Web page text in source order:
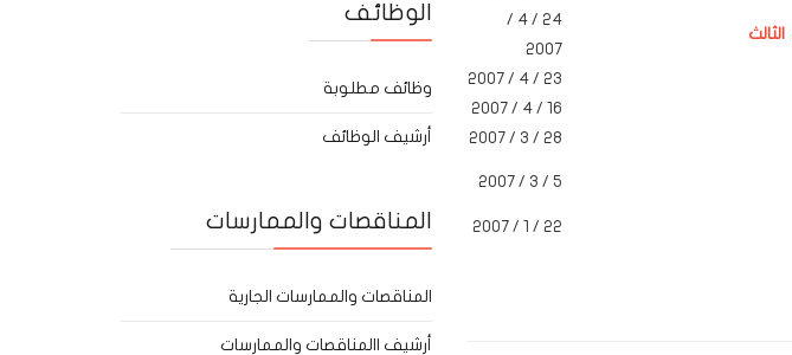
الثالث
24 / 4 /
2007
23 / 4 / 2007
16 / 4 / 2007
28 / 3 / 2007
5 / 3 / 2007
22 / 1 / 2007
الوظائف
وظائف مطلوبة
أرشيف الوظائف
المناقصات والممارسات
المناقصات والممارسات الجارية
أرشيف االمناقصات والممارسات